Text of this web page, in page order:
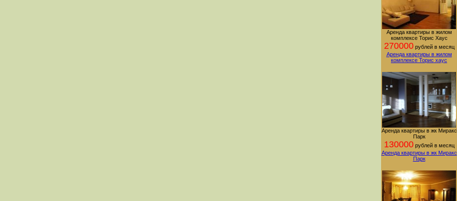
Аренда квартиры в жилом
комплексе Торис Хаус
270000рублей в месяц
Аренда квартиры в жилом
комплексе Торис хаус
Аренда квартиры в жк Миракс
Парк
130000рублей в месяц
Аренда квартиры в жк Миракс
Парк